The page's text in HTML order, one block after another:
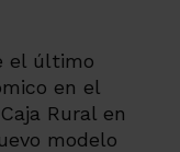
el último
en el
Rural en
modelo